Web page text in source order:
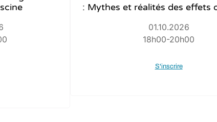
: Mythes et réalités des effets
01.10.2026
18h00-20h00
S'inscrire